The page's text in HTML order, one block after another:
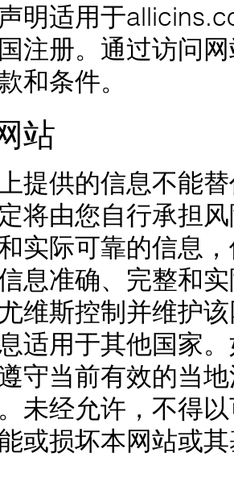
明适用于
注册。通过访问
和条件。
站
提供的信息不能
将由您自行承担
实际可靠的信息
息准确、完整和
维斯控制并维护
适用于其他国家
守当前有效的当
未经允许，不得
或损坏本网站或